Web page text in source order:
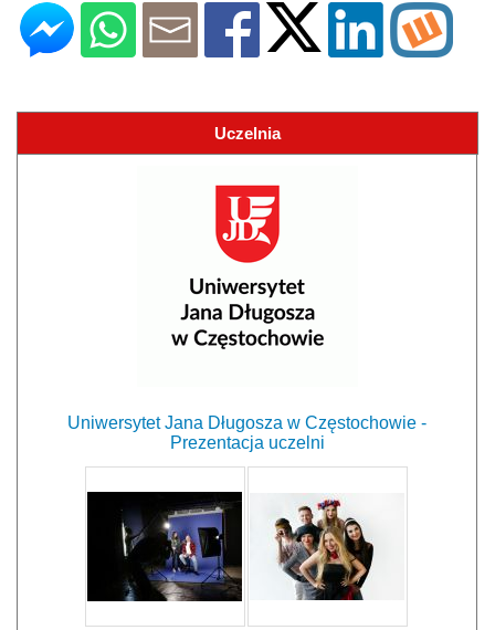
Uczelnia
Uniwersytet Jana Długosza w Częstochowie -
Prezentacja uczelni